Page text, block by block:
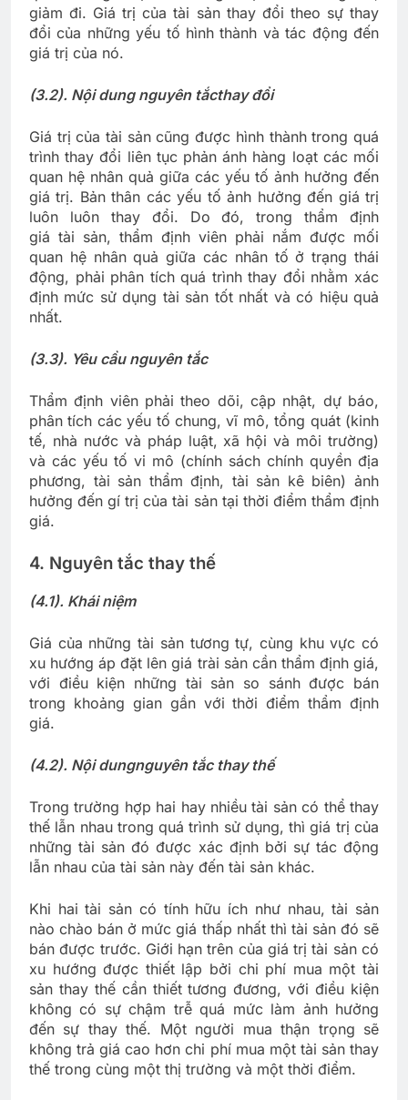
giảm đi. Giá trị của tài sản thay đổi theo sự thay
đổi của những yếu tố hình thành và tác động đến
giá trị của nó.
(3.2). Nội dung nguyên tắcthay đổi
Giá trị của tài sản cũng được hình thành trong quá
trình thay đổi liên tục phản ánh hàng loạt các mối
quan hệ nhân quả giữa các yếu tố ảnh hưởng đến
giá trị. Bản thân các yếu tố ảnh hưởng đến giá trị
luôn luôn thay đổi. Do đó, trong thẩm định
giá tài sản, thẩm định viên phải nắm được mối
quan hệ nhân quả giữa các nhân tố ở trạng thái
động, phải phân tích quá trình thay đổi nhằm xác
định mức sử dụng tài sản tốt nhất và có hiệu quả
nhất.
(3.3). Yêu cầu nguyên tắc
Thẩm định viên phải theo dõi, cập nhật, dự báo,
phân tích các yếu tố chung, vĩ mô, tổng quát (kinh
tế, nhà nước và pháp luật, xã hội và môi trường)
và các yếu tố vi mô (chính sách chính quyền địa
phương, tài sản thẩm định, tài sản kê biên) ảnh
hưởng đến gí trị của tài sản tại thời điểm thẩm định
giá.
4. Nguyên tắc thay thế
(4.1). Khái niệm
Giá của những tài sản tương tự, cùng khu vực có
xu hướng áp đặt lên giá trài sản cần thẩm định giá,
với điều kiện những tài sản so sánh được bán
trong khoảng gian gần với thời điểm thẩm định
giá.
(4.2). Nội dungnguyên tắc thay thế
Trong trường hợp hai hay nhiều tài sản có thể thay
thế lẫn nhau trong quá trình sử dụng, thì giá trị của
những tài sản đó được xác định bởi sự tác động
lẫn nhau của tài sản này đến tài sản khác.
Khi hai tài sản có tính hữu ích như nhau, tài sản
nào chào bán ở mức giá thấp nhất thì tài sản đó sẽ
bán được trước. Giới hạn trên của giá trị tài sản có
xu hướng được thiết lập bởi chi phí mua một tài
sản thay thế cần thiết tương đương, với điều kiện
không có sự chậm trễ quá mức làm ảnh hưởng
đến sự thay thế. Một người mua thận trọng sẽ
không trả giá cao hơn chi phí mua một tài sản thay
thế trong cùng một thị trường và một thời điểm.